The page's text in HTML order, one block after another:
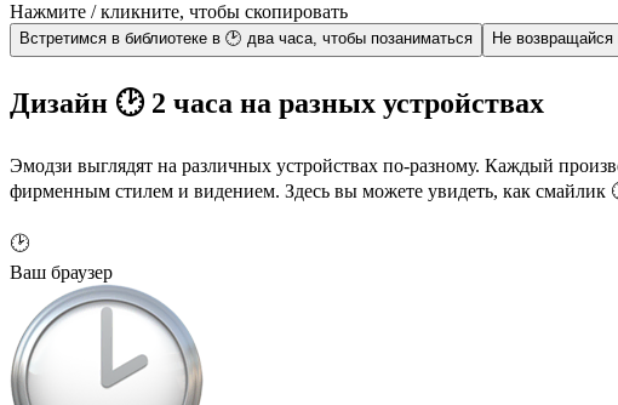
Нажмите / кликните, чтобы скопировать
Встретимся в библиотеке в 🕑 два часа, чтобы позаниматься Не возвращайся
Дизайн 🕑 2 часа на разных устройствах
Эмодзи выглядят на различных устройствах по-разному. Каждый
фирменным стилем и видением. Здесь вы можете увидеть, как смайлик
🕑
Ваш браузер